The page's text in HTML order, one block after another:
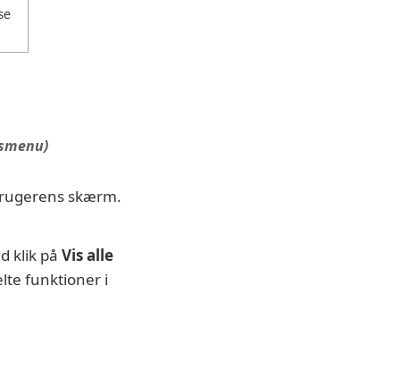
skærm.
klik på Vis alle
funktioner i